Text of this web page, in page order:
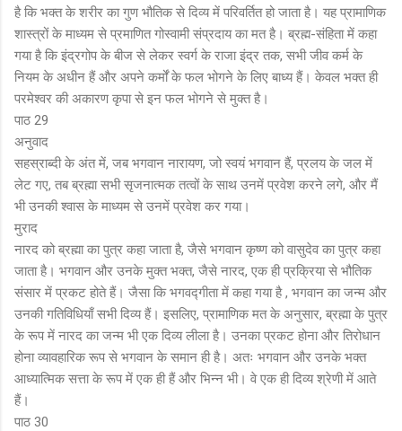
है कि भक्त के शरीर का गुण भौतिक से दिव्य में परिवर्तित हो जाता है। यह प्रामाणिक
शास्त्रों के माध्यम से प्रमाणित गोस्वामी संप्रदाय का मत है। ब्रह्म-संहिता में कहा
गया है कि इंद्रगोप के बीज से लेकर स्वर्ग के राजा इंद्र तक, सभी जीव कर्म के
नियम के अधीन हैं और अपने कर्मों के फल भोगने के लिए बाध्य हैं। केवल भक्त ही
परमेश्वर की अकारण कृपा से इन फल भोगने से मुक्त है।
पाठ 29
अनुवाद
सहस्राब्दी के अंत में, जब भगवान नारायण, जो स्वयं भगवान हैं, प्रलय के जल में
लेट गए, तब ब्रह्मा सभी सृजनात्मक तत्वों के साथ उनमें प्रवेश करने लगे, और मैं
भी उनकी श्वास के माध्यम से उनमें प्रवेश कर गया।
मुराद
नारद को ब्रह्मा का पुत्र कहा जाता है, जैसे भगवान कृष्ण को वासुदेव का पुत्र कहा
जाता है। भगवान और उनके मुक्त भक्त, जैसे नारद, एक ही प्रक्रिया से भौतिक
संसार में प्रकट होते हैं। जैसा कि भगवद्गीता में कहा गया है , भगवान का जन्म और
उनकी गतिविधियाँ सभी दिव्य हैं। इसलिए, प्रामाणिक मत के अनुसार, ब्रह्मा के पुत्र
के रूप में नारद का जन्म भी एक दिव्य लीला है। उनका प्रकट होना और तिरोधान
होना व्यावहारिक रूप से भगवान के समान ही है। अतः भगवान और उनके भक्त
आध्यात्मिक सत्ता के रूप में एक ही हैं और भिन्न भी। वे एक ही दिव्य श्रेणी में आते
हैं।
पाठ 30